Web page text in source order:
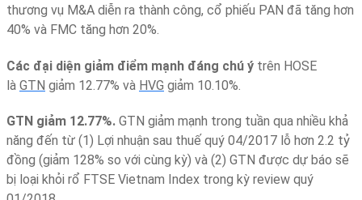
thương vụ M&A diễn ra thành công, cổ phiếu PAN đã tăng hơn
40% và FMC tăng hơn 20%.
Các đại diện giảm điểm mạnh đáng chú ý trên HOSE
là GTN giảm 12.77% và HVG giảm 10.10%.
GTN giảm 12.77%. GTN giảm mạnh trong tuần qua nhiều khả
năng đến từ (1) Lợi nhuận sau thuế quý 04/2017 lỗ hơn 2.2 tỷ
đồng (giảm 128% so với cùng kỳ) và (2) GTN được dự báo sẽ
bị loại khỏi rổ FTSE Vietnam Index trong kỳ review quý